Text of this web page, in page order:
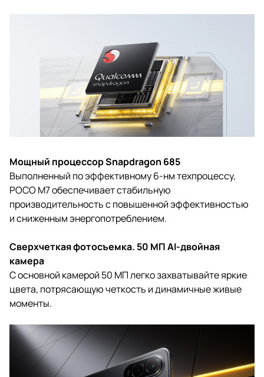
Мощный процессор Snapdragon 685
Выполненный по эффективному 6-нм техпроцессу,
POCO M7 обеспечивает стабильную
производительность с повышенной эффективностью
и сниженным энергопотреблением.
Сверхчеткая фотосъемка. 50 МП AI-двойная
камера
С основной камерой 50 МП легко захватывайте яркие
цвета, потрясающую четкость и динамичные живые
моменты.